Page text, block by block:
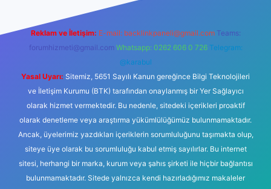
Reklam ve İletişim: E-mail: backlinkpaneli@gmail.com Teams:
forumhizmeti@gmail.com Whatsapp: 0262 606 0 726 Telegram:
@karabul
Yasal Uyarı: Sitemiz, 5651 Sayılı Kanun gereğince Bilgi Teknolojileri
ve İletişim Kurumu (BTK) tarafından onaylanmış bir Yer Sağlayıcı
olarak hizmet vermektedir. Bu nedenle, sitedeki içerikleri proaktif
olarak denetleme veya araştırma yükümlülüğümüz bulunmamaktadır.
Ancak, üyelerimiz yazdıkları içeriklerin sorumluluğunu taşımakta olup,
siteye üye olarak bu sorumluluğu kabul etmiş sayılırlar. Bu internet
sitesi, herhangi bir marka, kurum veya şahıs şirketi ile hiçbir bağlantısı
bulunmamaktadır. Sitede yalnızca kendi hazırladığımız makaleler